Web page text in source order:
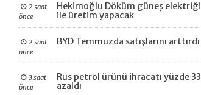
2 saat
önce
Hekimoğlu Döküm güneş elektriği
ile üretim yapacak
2 saat
önce
BYD Temmuzda satışlarını arttırdı
3 saat
önce
Rus petrol ürünü ihracatı yüzde 33
azaldı